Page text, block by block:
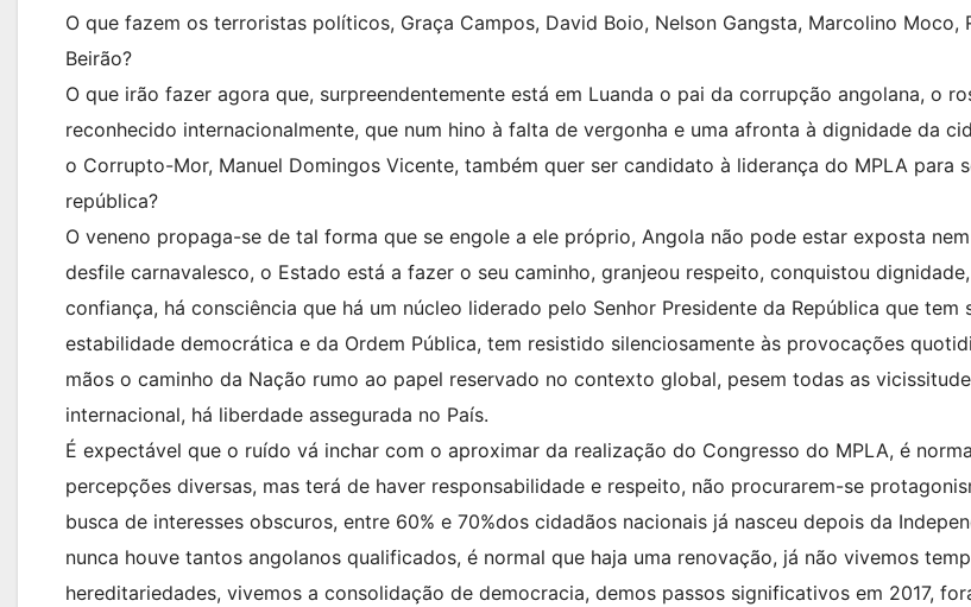
O que fazem os terroristas políticos, Graça Campos, David Boio, Nelson Gangsta, Marcolino Moco,
Beirão?
O que irão fazer agora que, surpreendentemente está em Luanda o pai da corrupção angolana, o
reconhecido internacionalmente, que num hino à falta de vergonha e uma afronta à dignidade da
o Corrupto-Mor, Manuel Domingos Vicente, também quer ser candidato à liderança do MPLA para
república?
O veneno propaga-se de tal forma que se engole a ele próprio, Angola não pode estar exposta
desfile carnavalesco, o Estado está a fazer o seu caminho, granjeou respeito, conquistou
confiança, há consciência que há um núcleo liderado pelo Senhor Presidente da República que tem
estabilidade democrática e da Ordem Pública, tem resistido silenciosamente às provocações
mãos o caminho da Nação rumo ao papel reservado no contexto global, pesem todas as
internacional, há liberdade assegurada no País.
É expectável que o ruído vá inchar com o aproximar da realização do Congresso do MPLA, é
percepções diversas, mas terá de haver responsabilidade e respeito, não procurarem-se
busca de interesses obscuros, entre 60% e 70%dos cidadãos nacionais já nasceu depois da
nunca houve tantos angolanos qualificados, é normal que haja uma renovação, já não vivemos
hereditariedades, vivemos a consolidação de democracia, demos passos significativos em 2017,